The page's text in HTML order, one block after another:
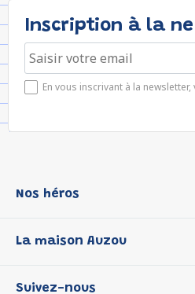
Inscription à la
En vous inscrivant à la
Nos héros
P'tit Loup
La maison Auzou
Suivez-nous